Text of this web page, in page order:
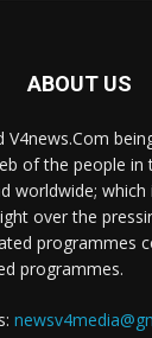
ABOUT US
V4news.Com
of the people in
worldwide;
over the
programmes
programmes.